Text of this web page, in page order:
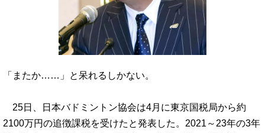
「またか……」と呆れるしかない。
25日、日本バドミントン協会は4月に東京国税局から約
2100万円の追徴課税を受けたと発表した。2021～23年の3年